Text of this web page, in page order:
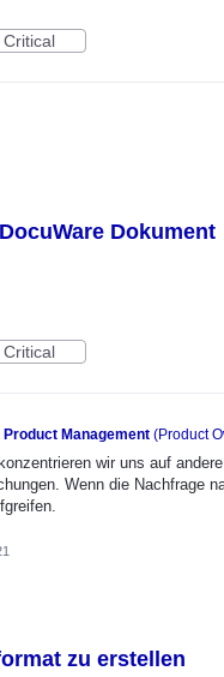
Critical
Dokument
Critical
Product Management (Product
wir uns auf
Wenn die Nachfrage
zu erstellen